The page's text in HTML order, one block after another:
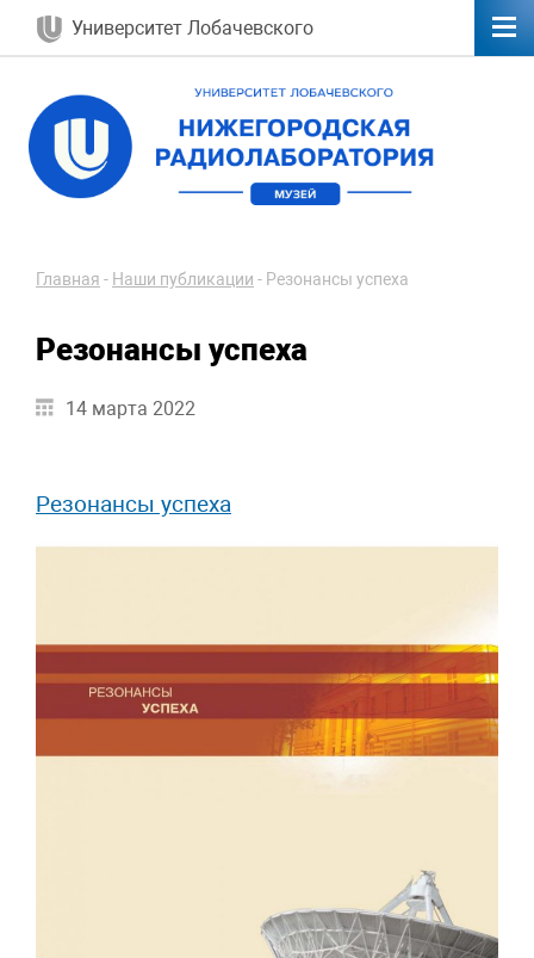
Университет Лобачевского
Главная - Наши публикации - Резонансы успеха
Резонансы успеха
14 марта 2022
Резонансы успеха